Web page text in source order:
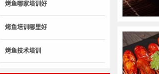
烤鱼哪家培训好
烤鱼培训哪里好
烤鱼技术培训